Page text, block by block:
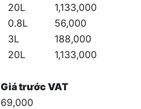
20L
1,133,000
0.8L
56,000
3L
188,000
20L
1,133,000
Giá trước VAT
69,000